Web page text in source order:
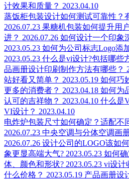
计效果和质量？ 2023.04.10
蒸饭柜包装设计如何测试可靠性？
2026.07.23 果糖机包装如何提升用
进？ 2026.07.26 如何设计一个印象
2023.05.23 如何为公司标志Logo添
2023.05.23 什么是vi设计?包括哪些
品画册设计印刷制作方法有哪些？
站好看又简单？ 2023.05.19 如何巧
更多的消费者？ 2023.04.18 如何为
认可的吉祥物？ 2023.04.10 什么是
VI设计？ 2023.04.10
电炸炉包装尺寸如何确定？适配不
2026.07.23 中央空调与分体空调画
2026.07.26 设计公司的LOGO该如
象更显高端大气? 2023.05.23 如何
体、颜色和形状? 2023.05.23 vi设计
什么价格？ 2023.05.19 产品画册设